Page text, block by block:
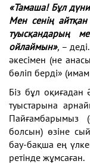
«Тамаша! Бұл
Мен сенің
туысқандарың
ойлаймын», –
әкесімен (не
бөліп берді»
Біз бұл
туыстарына
Пайғамбарымыз
болсын) өзіне
бау-бақша ең
ретінде жұмсаған.